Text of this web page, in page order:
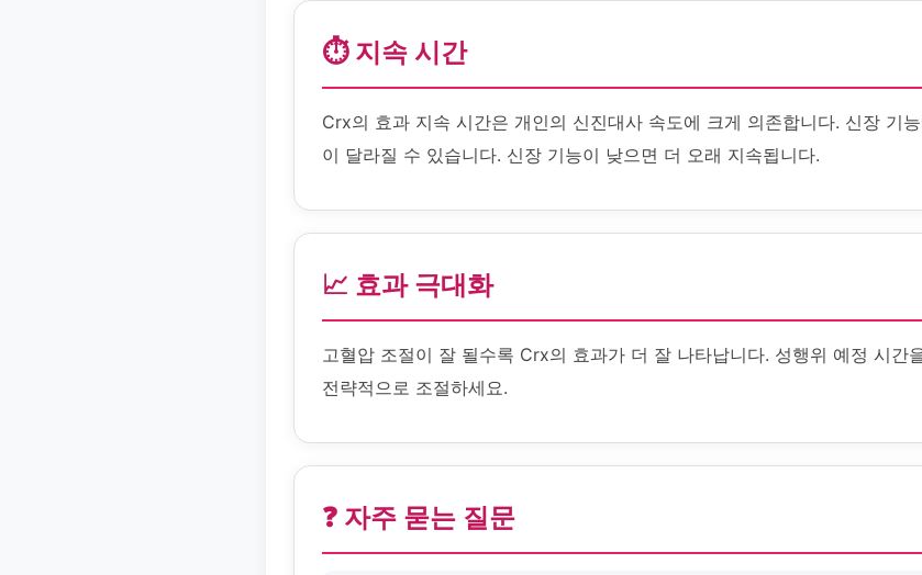
⏱️ 지속 시간
Crx의 효과 지속 시간은 개인의 신진대사 속도에 크게 의존합니다. 신장 기
이 달라질 수 있습니다. 신장 기능이 낮으면 더 오래 지속됩니다.
📈 효과 극대화
고혈압 조절이 잘 될수록 Crx의 효과가 더 잘 나타납니다. 성행위 예정 시간
전략적으로 조절하세요.
❓ 자주 묻는 질문